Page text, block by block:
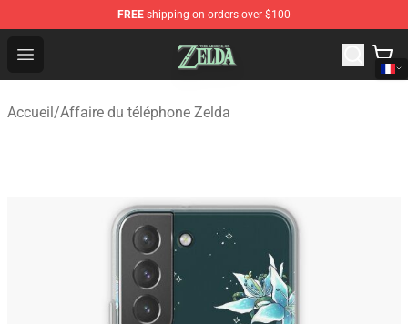
FREE shipping on orders over $100
Open menu
The Legend of Zelda Store - Official The Legend of
Accueil/Affaire du téléphone Zelda